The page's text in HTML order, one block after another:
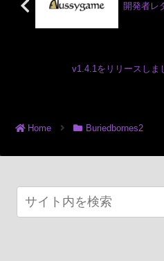
開発者レ
v1.4.1をリリースしま
Home Buriedbornes2